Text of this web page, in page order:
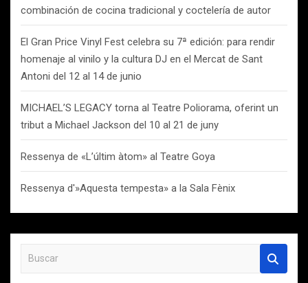
combinación de cocina tradicional y coctelería de autor
El Gran Price Vinyl Fest celebra su 7ª edición: para rendir
homenaje al vinilo y la cultura DJ en el Mercat de Sant
Antoni del 12 al 14 de junio
MICHAEL’S LEGACY torna al Teatre Poliorama, oferint un
tribut a Michael Jackson del 10 al 21 de juny
Ressenya de «L’últim àtom» al Teatre Goya
Ressenya d'»Aquesta tempesta» a la Sala Fènix